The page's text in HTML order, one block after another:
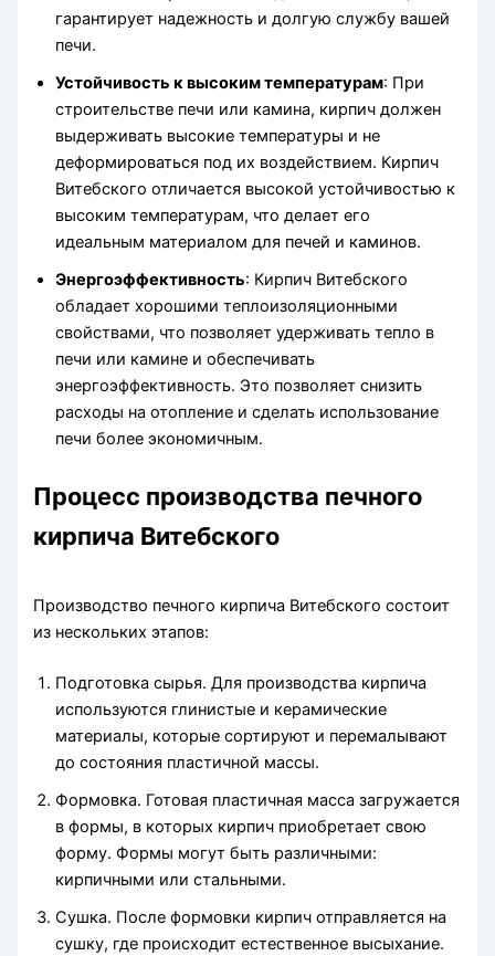
гарантирует надежность и долгую службу вашей
печи.
Устойчивость к высоким температурам: При
строительстве печи или камина, кирпич должен
выдерживать высокие температуры и не
деформироваться под их воздействием. Кирпич
Витебского отличается высокой устойчивостью к
высоким температурам, что делает его
идеальным материалом для печей и каминов.
Энергоэффективность: Кирпич Витебского
обладает хорошими теплоизоляционными
свойствами, что позволяет удерживать тепло в
печи или камине и обеспечивать
энергоэффективность. Это позволяет снизить
расходы на отопление и сделать использование
печи более экономичным.
Процесс производства печного
кирпича Витебского
Производство печного кирпича Витебского состоит
из нескольких этапов:
Подготовка сырья. Для производства кирпича
используются глинистые и керамические
материалы, которые сортируют и перемалывают
до состояния пластичной массы.
Формовка. Готовая пластичная масса загружается
в формы, в которых кирпич приобретает свою
форму. Формы могут быть различными:
кирпичными или стальными.
Сушка. После формовки кирпич отправляется на
сушку, где происходит естественное высыхание.